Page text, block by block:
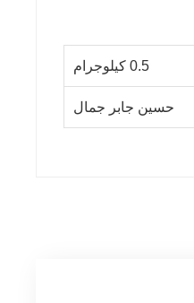
0.5 كيلوجرام
حسين جابر جمال